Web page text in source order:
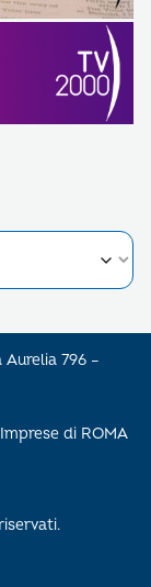
Aurelia 796 –
di ROMA